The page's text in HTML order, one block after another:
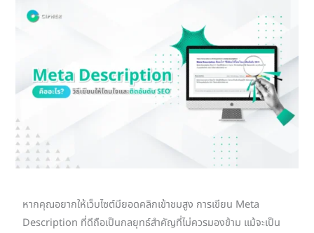
หากคุณอยากให้เว็บไซต์มียอดคลิกเข้าชมสูง การเขียน Meta
Description ที่ดีถือเป็นกลยุทธ์สำคัญที่ไม่ควรมองข้าม แม้จะเป็น